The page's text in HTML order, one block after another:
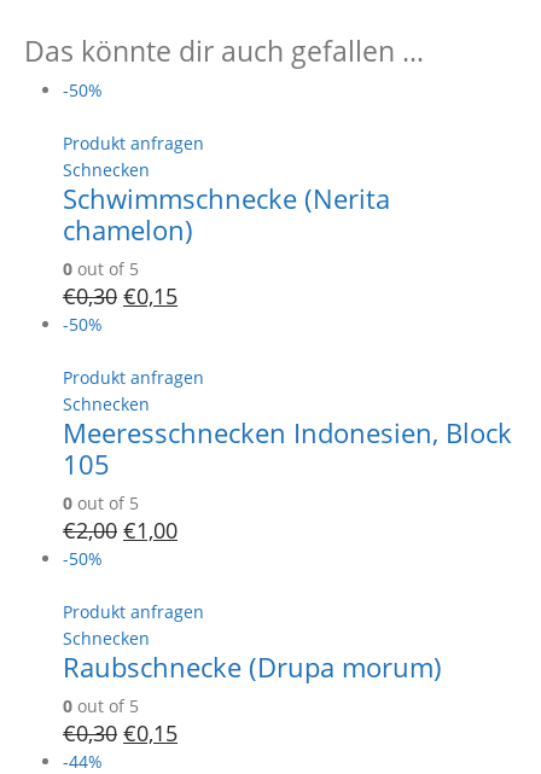
Das könnte dir auch gefallen …
-50%
Produkt anfragen
Schnecken
Schwimmschnecke (Nerita
chamelon)
0 out of 5
€0,30 €0,15
-50%
Produkt anfragen
Schnecken
Meeresschnecken Indonesien, Block
105
0 out of 5
€2,00 €1,00
-50%
Produkt anfragen
Schnecken
Raubschnecke (Drupa morum)
0 out of 5
€0,30 €0,15
-44%